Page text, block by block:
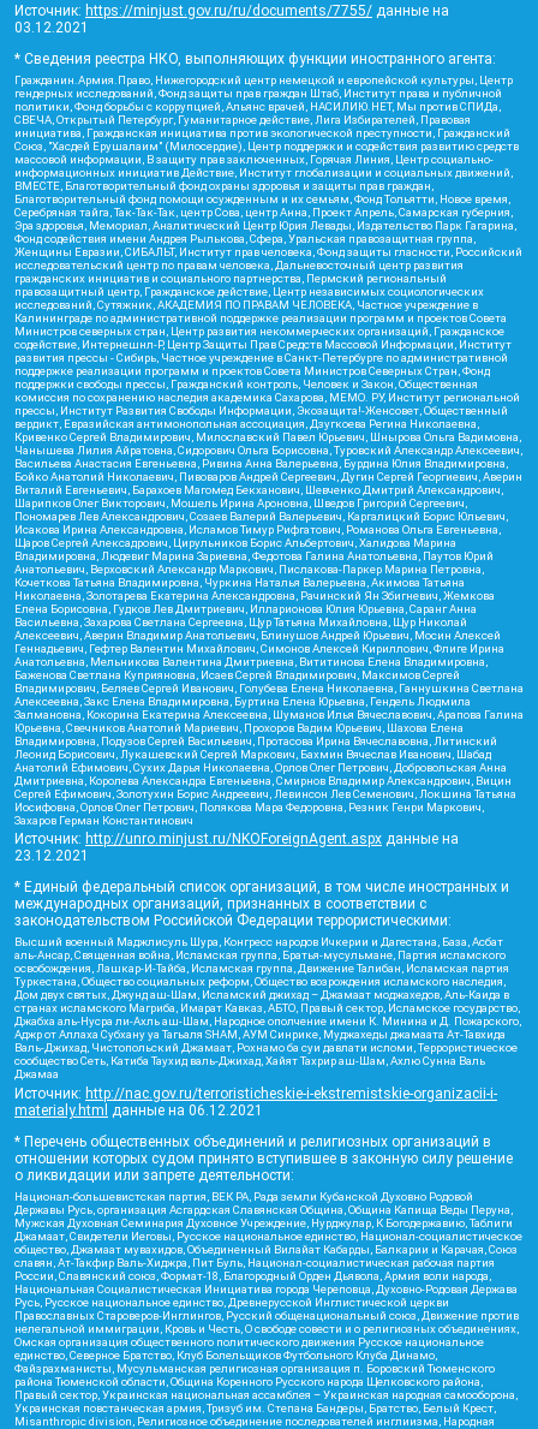
Источник: https://minjust.gov.ru/ru/documents/7755/ данные на
03.12.2021
* Сведения реестра НКО, выполняющих функции иностранного агента:
Гражданин.Армия.Право, Нижегородский центр немецкой и европейской культуры, Центр
гендерных исследований, Фонд защиты прав граждан Штаб, Институт права и публичной
политики, Фонд борьбы с коррупцией, Альянс врачей, НАСИЛИЮ.НЕТ, Мы против СПИДа,
СВЕЧА, Открытый Петербург, Гуманитарное действие, Лига Избирателей, Правовая
инициатива, Гражданская инициатива против экологической преступности, Гражданский
Союз, "Хасдей Ерушалаим" (Милосердие), Центр поддержки и содействия развитию средств
массовой информации, В защиту прав заключенных, Горячая Линия, Центр социально-
информационных инициатив Действие, Институт глобализации и социальных движений,
ВМЕСТЕ, Благотворительный фонд охраны здоровья и защиты прав граждан,
Благотворительный фонд помощи осужденным и их семьям, Фонд Тольятти, Новое время,
Серебряная тайга, Так-Так-Так, центр Сова, центр Анна, Проект Апрель, Самарская губерния,
Эра здоровья, Мемориал, Аналитический Центр Юрия Левады, Издательство Парк Гагарина,
Фонд содействия имени Андрея Рылькова, Сфера, Уральская правозащитная группа,
Женщины Евразии, СИБАЛЬТ, Институт прав человека, Фонд защиты гласности, Российский
исследовательский центр по правам человека, Дальневосточный центр развития
гражданских инициатив и социального партнерства, Пермский региональный
правозащитный центр, Гражданское действие, Центр независимых социологических
исследований, Сутяжник, АКАДЕМИЯ ПО ПРАВАМ ЧЕЛОВЕКА, Частное учреждение в
Калининграде по административной поддержке реализации программ и проектов Совета
Министров северных стран, Центр развития некоммерческих организаций, Гражданское
содействие, Интернешнл-Р, Центр Защиты Прав Средств Массовой Информации, Институт
развития прессы - Сибирь, Частное учреждение в Санкт-Петербурге по административной
поддержке реализации программ и проектов Совета Министров Северных Стран, Фонд
поддержки свободы прессы, Гражданский контроль, Человек и Закон, Общественная
комиссия по сохранению наследия академика Сахарова, МЕМО. РУ, Институт региональной
прессы, Институт Развития Свободы Информации, Экозащита!-Женсовет, Общественный
вердикт, Евразийская антимонопольная ассоциация, Дзугкоева Регина Николаевна,
Кривенко Сергей Владимирович, Милославский Павел Юрьевич, Шнырова Ольга Вадимовна,
Чанышева Лилия Айратовна, Сидорович Ольга Борисовна, Туровский Александр Алексеевич,
Васильева Анастасия Евгеньевна, Ривина Анна Валерьевна, Бурдина Юлия Владимировна,
Бойко Анатолий Николаевич, Пивоваров Андрей Сергеевич, Дугин Сергей Георгиевич, Аверин
Виталий Евгеньевич, Барахоев Магомед Бекханович, Шевченко Дмитрий Александрович,
Шарипков Олег Викторович, Мошель Ирина Ароновна, Шведов Григорий Сергеевич,
Пономарев Лев Александрович, Созаев Валерий Валерьевич, Каргалицкий Борис Юльевич,
Исакова Ирина Александровна, Исламов Тимур Рифгатович, Романова Ольга Евгеньевна,
Щаров Сергей Алексадрович, Цирульников Борис Альбертович, Халидова Марина
Владимировна, Людевиг Марина Зариевна, Федотова Галина Анатольевна, Паутов Юрий
Анатольевич, Верховский Александр Маркович, Пислакова-Паркер Марина Петровна,
Кочеткова Татьяна Владимировна, Чуркина Наталья Валерьевна, Акимова Татьяна
Николаевна, Золотарева Екатерина Александровна, Рачинский Ян Збигневич, Жемкова
Елена Борисовна, Гудков Лев Дмитриевич, Илларионова Юлия Юрьевна, Саранг Анна
Васильевна, Захарова Светлана Сергеевна, Щур Татьяна Михайловна, Щур Николай
Алексеевич, Аверин Владимир Анатольевич, Блинушов Андрей Юрьевич, Мосин Алексей
Геннадьевич, Гефтер Валентин Михайлович, Симонов Алексей Кириллович, Флиге Ирина
Анатольевна, Мельникова Валентина Дмитриевна, Вититинова Елена Владимировна,
Баженова Светлана Куприяновна, Исаев Сергей Владимирович, Максимов Сергей
Владимирович, Беляев Сергей Иванович, Голубева Елена Николаевна, Ганнушкина Светлана
Алексеевна, Закс Елена Владимировна, Буртина Елена Юрьевна, Гендель Людмила
Залмановна, Кокорина Екатерина Алексеевна, Шуманов Илья Вячеславович, Арапова Галина
Юрьевна, Свечников Анатолий Мариевич, Прохоров Вадим Юрьевич, Шахова Елена
Владимировна, Подузов Сергей Васильевич, Протасова Ирина Вячеславовна, Литинский
Леонид Борисович, Лукашевский Сергей Маркович, Бахмин Вячеслав Иванович, Шабад
Анатолий Ефимович, Сухих Дарья Николаевна, Орлов Олег Петрович, Добровольская Анна
Дмитриевна, Королева Александра Евгеньевна, Смирнов Владимир Александрович, Вицин
Сергей Ефимович, Золотухин Борис Андреевич, Левинсон Лев Семенович, Локшина Татьяна
Иосифовна, Орлов Олег Петрович, Полякова Мара Федоровна, Резник Генри Маркович,
Захаров Герман Константинович
Источник: http://unro.minjust.ru/NKOForeignAgent.aspx данные на
23.12.2021
* Единый федеральный список организаций, в том числе иностранных и
международных организаций, признанных в соответствии с
законодательством Российской Федерации террористическими:
Высший военный Маджлисуль Шура, Конгресс народов Ичкерии и Дагестана, База, Асбат
аль-Ансар, Священная война, Исламская группа, Братья-мусульмане, Партия исламского
освобождения, Лашкар-И-Тайба, Исламская группа, Движение Талибан, Исламская партия
Туркестана, Общество социальных реформ, Общество возрождения исламского наследия,
Дом двух святых, Джунд аш-Шам, Исламский джихад – Джамаат моджахедов, Аль-Каида в
странах исламского Магриба, Имарат Кавказ, АБТО, Правый сектор, Исламское государство,
Джабха аль-Нусра ли-Ахль аш-Шам, Народное ополчение имени К. Минина и Д. Пожарского,
Аджр от Аллаха Субхану уа Тагьаля SHAM, АУМ Синрике, Муджахеды джамаата Ат-Тавхида
Валь-Джихад, Чистопольский Джамаат, Рохнамо ба суи давлати исломи, Террористическое
сообщество Сеть, Катиба Таухид валь-Джихад, Хайят Тахрир аш-Шам, Ахлю Сунна Валь
Джамаа
Источник: http://nac.gov.ru/terroristicheskie-i-ekstremistskie-organizacii-i-
materialy.html данные на 06.12.2021
* Перечень общественных объединений и религиозных организаций в
отношении которых судом принято вступившее в законную силу решение
о ликвидации или запрете деятельности:
Национал-большевистская партия, ВЕК РА, Рада земли Кубанской Духовно Родовой
Державы Русь, организация Асгардская Славянская Община, Община Капища Веды Перуна,
Мужская Духовная Семинария Духовное Учреждение, Нурджулар, К Богодержавию, Таблиги
Джамаат, Свидетели Иеговы, Русское национальное единство, Национал-социалистическое
общество, Джамаат мувахидов, Объединенный Вилайат Кабарды, Балкарии и Карачая, Союз
славян, Ат-Такфир Валь-Хиджра, Пит Буль, Национал-социалистическая рабочая партия
России, Славянский союз, Формат-18, Благородный Орден Дьявола, Армия воли народа,
Национальная Социалистическая Инициатива города Череповца, Духовно-Родовая Держава
Русь, Русское национальное единство, Древнерусской Инглистической церкви
Православных Староверов-Инглингов, Русский общенациональный союз, Движение против
нелегальной иммиграции, Кровь и Честь, О свободе совести и о религиозных объединениях,
Омская организация общественного политического движения Русское национальное
единство, Северное Братство, Клуб Болельщиков Футбольного Клуба Динамо,
Файзрахманисты, Мусульманская религиозная организация п. Боровский Тюменского
района Тюменской области, Община Коренного Русского народа Щелковского района,
Правый сектор, Украинская национальная ассамблея – Украинская народная самооборона,
Украинская повстанческая армия, Тризуб им. Степана Бандеры, Братство, Белый Крест,
Misanthropic division, Религиозное объединение последователей инглиизма, Народная